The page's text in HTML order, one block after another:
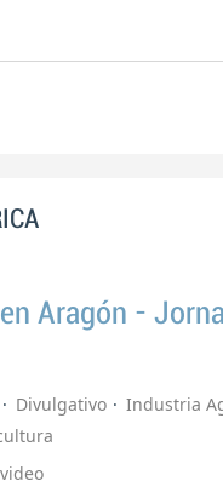
Aragón -
Divulgativo
Industria
video